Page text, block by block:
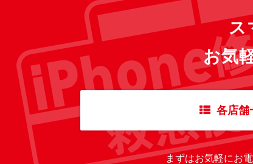
ス
お気
各店舗
まずはお気軽にお電